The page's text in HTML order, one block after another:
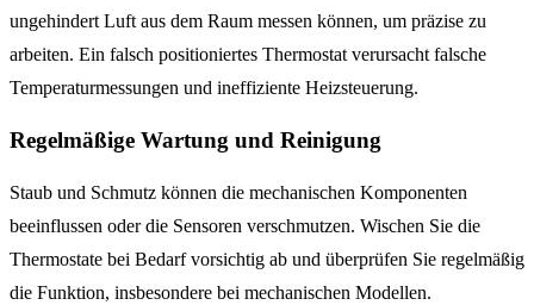
ungehindert Luft aus dem Raum messen können, um präzise zu
arbeiten. Ein falsch positioniertes Thermostat verursacht falsche
Temperaturmessungen und ineffiziente Heizsteuerung.
Regelmäßige Wartung und Reinigung
Staub und Schmutz können die mechanischen Komponenten
beeinflussen oder die Sensoren verschmutzen. Wischen Sie die
Thermostate bei Bedarf vorsichtig ab und überprüfen Sie regelmäßig
die Funktion, insbesondere bei mechanischen Modellen.